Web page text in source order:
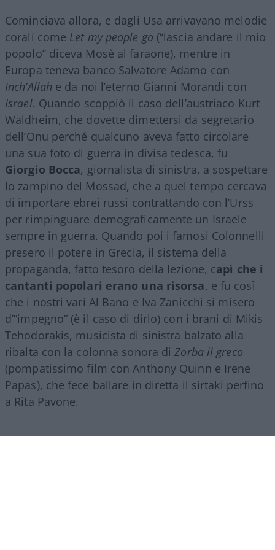
Cominciava allora, e dagli Usa arrivavano melodie
corali come Let my people go (“lascia andare il mio
popolo” diceva Mosè al faraone), mentre in
Europa teneva banco Salvatore Adamo con
Inch’Allah e da noi l’eterno Gianni Morandi con
Israel. Quando scoppiò il caso dell’austriaco Kurt
Waldheim, che dovette dimettersi da segretario
dell’Onu perché qualcuno aveva fatto circolare
una sua foto di guerra in divisa tedesca, fu
Giorgio Bocca, giornalista di sinistra, a sospettare
lo zampino del Mossad, che a quel tempo cercava
di importare ebrei russi contrattando con l’Urss
per rimpinguare demograficamente un Israele
sempre in guerra. Quando poi i famosi Colonnelli
presero il potere in Grecia, il sistema della
propaganda, fatto tesoro della lezione, capì che i
cantanti popolari erano una risorsa, e fu così
che i nostri vari Al Bano e Iva Zanicchi si misero
d’”impegno” (è il caso di dirlo) con i brani di Mikis
Tehodorakis, musicista di sinistra balzato alla
ribalta con la colonna sonora diZorba il greco
(pompatissimo film con Anthony Quinn e Irene
Papas), che fece ballare in diretta il sirtaki perfino
a Rita Pavone.